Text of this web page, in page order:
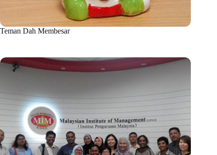
Teman Dah Membesar